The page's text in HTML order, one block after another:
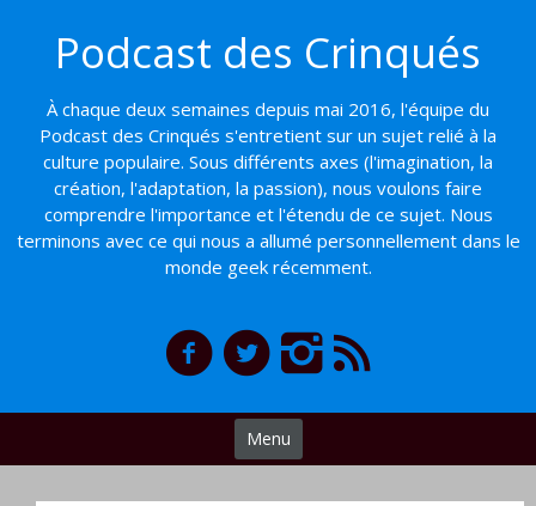
contenu
Podcast des Crinqués
À chaque deux semaines depuis mai 2016, l'équipe du
Podcast des Crinqués s'entretient sur un sujet relié à la
culture populaire. Sous différents axes (l'imagination, la
création, l'adaptation, la passion), nous voulons faire
comprendre l'importance et l'étendu de ce sujet. Nous
terminons avec ce qui nous a allumé personnellement dans le
monde geek récemment.
Menu